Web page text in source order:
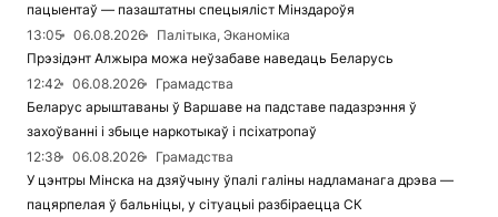
пацыентаў — пазаштатны спецыяліст Мінздароўя
13:05
06.08.2026
Палітыка, Эканоміка
Прэзідэнт Алжыра можа неўзабаве наведаць Беларусь
12:42
06.08.2026
Грамадства
Беларус арыштаваны ў Варшаве на падставе падазрэння ў
захоўванні і збыце наркотыкаў і псіхатропаў
12:38
06.08.2026
Грамадства
У цэнтры Мінска на дзяўчыну ўпалі галіны надламанага дрэва —
пацярпелая ў бальніцы, у сітуацыі разбіраецца СК